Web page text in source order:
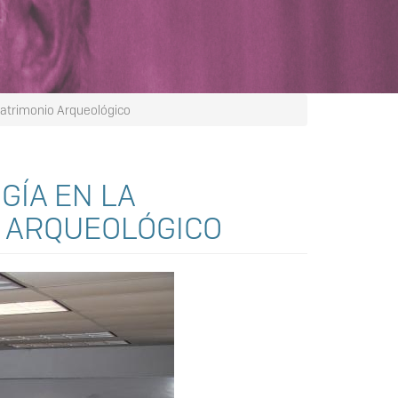
Arqueológico
EN LA
Siguiente